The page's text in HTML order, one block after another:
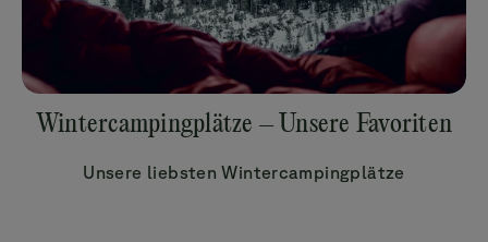
Wintercampingplätze – Unsere Favoriten
Unsere liebsten Wintercampingplätze